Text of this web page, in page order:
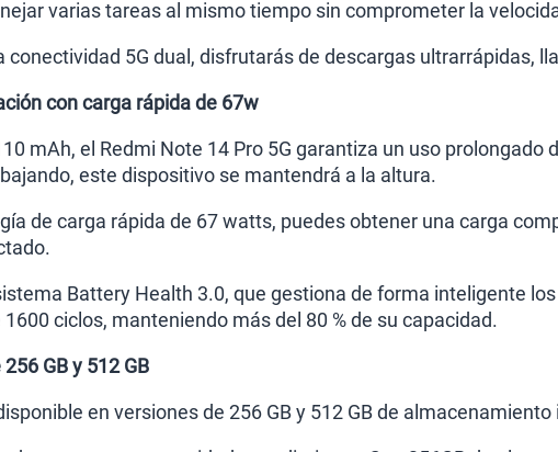
varias tareas al mismo tiempo sin comprometer la
conectividad 5G dual, disfrutarás de descargas ultrarrápidas,
con carga rápida de 67w
mAh, el Redmi Note 14 Pro 5G garantiza un uso
este dispositivo se mantendrá a la altura.
de carga rápida de 67 watts, puedes obtener una carga
Battery Health 3.0, que gestiona de forma inteligente
ciclos, manteniendo más del 80 % de su capacidad.
GB y 512 GB
en versiones de 256 GB y 512 GB de almacenamiento